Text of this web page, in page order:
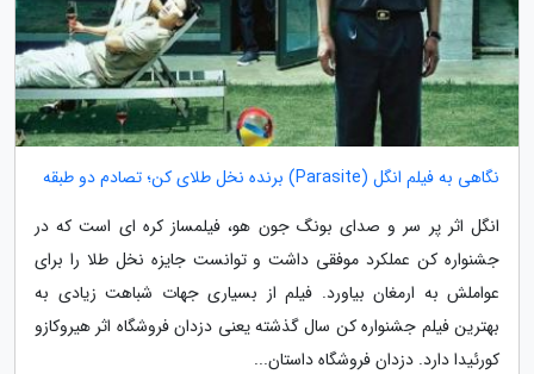
نگاهی به فیلم انگل (Parasite) برنده نخل طلای کن؛ تصادم دو طبقه
انگل اثر پر سر و صدای بونگ جون هو، فیلمساز کره ای است که در
جشنواره کن عملکرد موفقی داشت و توانست جایزه نخل طلا را برای
عواملش به ارمغان بیاورد. فیلم از بسیاری جهات شباهت زیادی به
بهترین فیلم جشنواره کن سال گذشته یعنی دزدان فروشگاه اثر هیروکازو
کورئیدا دارد. دزدان فروشگاه داستان...